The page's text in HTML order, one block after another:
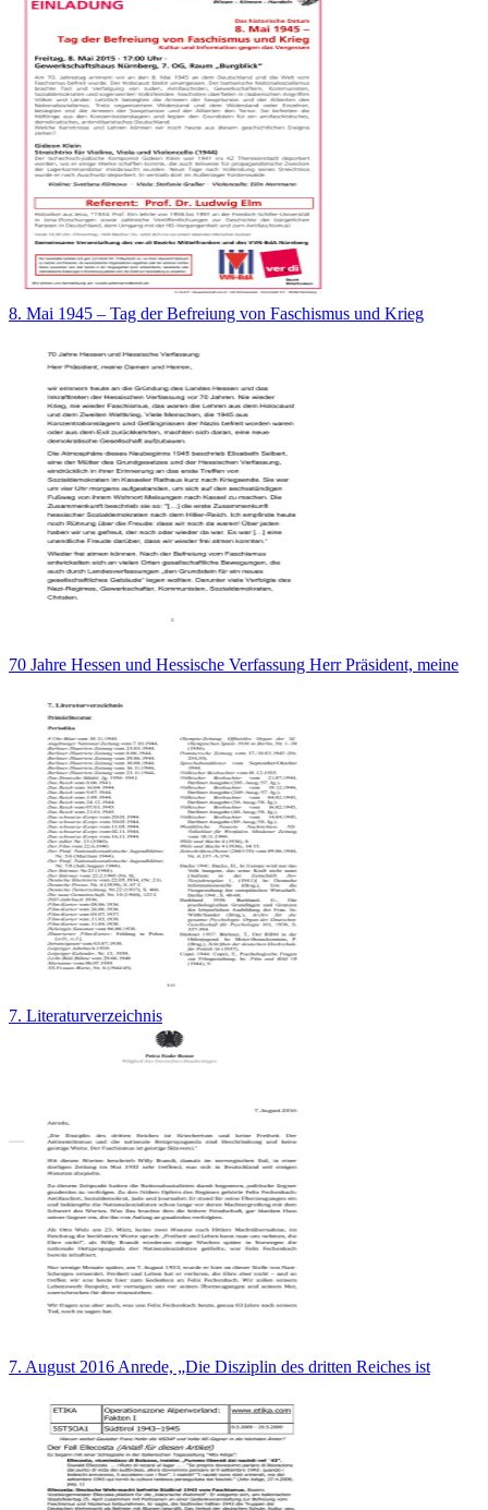
8. Mai 1945 – Tag der Befreiung von Faschismus und Krieg
70 Jahre Hessen und Hessische Verfassung Herr Präsident, meine
7. Literaturverzeichnis
7. August 2016 Anrede, „Die Disziplin des dritten Reiches ist